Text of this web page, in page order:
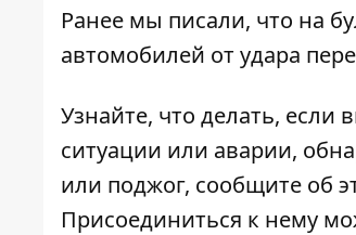
Ранее мы писали, что на
автомобилей от удара
Узнайте, что делать, если
ситуации или аварии,
или поджог, сообщите об
Присоединиться к нему